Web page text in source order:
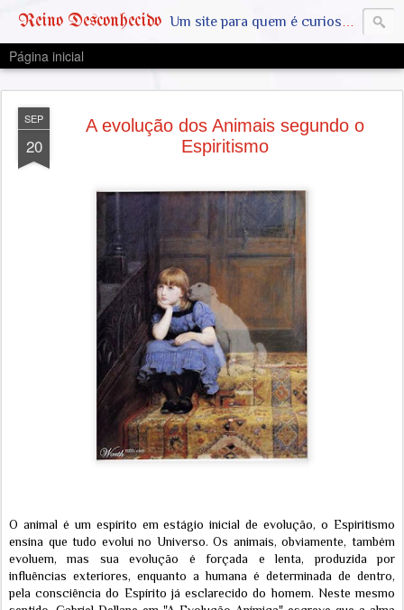
Reino Desconhecido Um site para quem é curioso e também quer estar ciente das notícias que geralmente não aparecem na grande mídia. Abram a mente, pensem fora da caixinha. SAIAM DA MATRIX !! A VERDADE ESTÁ LA FORA
Página inicial
SEP
20
A evolução dos Animais segundo o
Espiritismo
O animal é um espírito em estágio inicial de evolução, o Espiritismo
ensina que tudo evolui no Universo. Os animais, obviamente, também
evoluem, mas sua evolução é forçada e lenta, produzida por
influências exteriores, enquanto a humana é determinada de dentro,
pela consciência do Espírito já esclarecido do homem. Neste mesmo